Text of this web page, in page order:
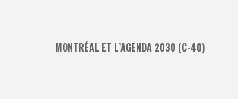
MONTRÉAL ET L’AGENDA 2030 (C-40)